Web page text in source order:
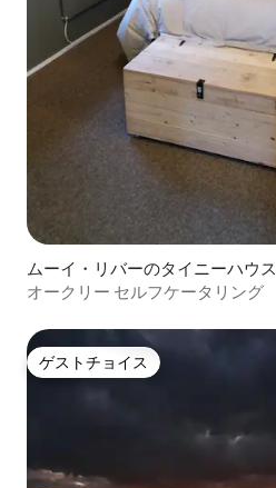
ムーイ・リバーのタイニーハウス
オークリー セルフケータリング
ゲストチョイス
ゲストチョイス